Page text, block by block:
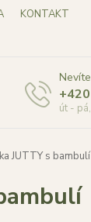
KONTAKT
út -
JUTTY s bambulí